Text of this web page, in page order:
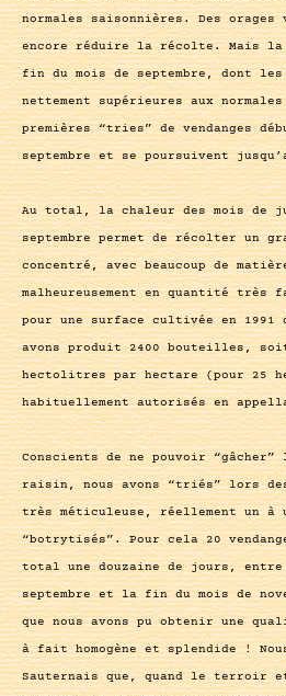
normales saisonnières. Des
encore réduire la récolte. Mais
fin du mois de septembre, dont les
nettement supérieures aux
premières “tries” de vendanges
septembre et se poursuivent
Au total, la chaleur des mois
septembre permet de récolter un
concentré, avec beaucoup de
malheureusement en quantité
pour une surface cultivée en 1991
avons produit 2400 bouteilles, soit
hectolitres par hectare (pour 25
habituellement autorisés en
Conscients de ne pouvoir
raisin, nous avons “triés” lors des
très méticuleuse, réellement un à
“botrytisés”. Pour cela 20
total une douzaine de jours,
septembre et la fin du mois de
que nous avons pu obtenir une
à fait homogène et splendide !
Sauternais que, quand le terroir